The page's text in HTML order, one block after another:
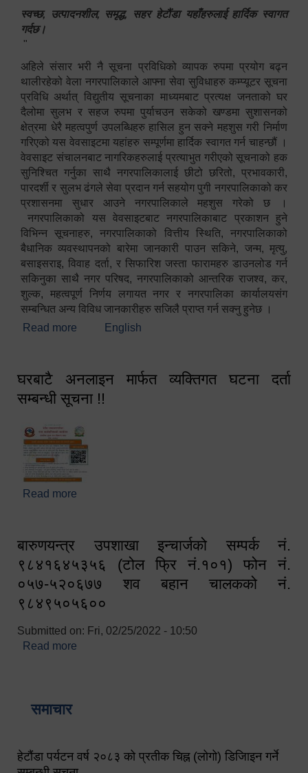
स्वच्छ, उत्पादनशील, समृद्ध, सहर हेटौंडा यहाँहरुलाई हार्दिक स्वागत
गर्दछ।
"
अहिले संसार भरी नै सूचना प्रविधिको व्यापक रुपमा प्रयोग बढ्न
थालीरहेको वेला नगरपालिकाले आफ्ना सेवा सुविधाहरु कम्प्यूटर सूचना
प्रविधि अर्थात् विद्युतीय सूचनाका माध्यमबाट प्रत्यक्ष जनताको घर
दैलोमा सुलभ र सहज रुपमा पुर्याचउन सकेको खण्डमा सुशासनको
क्षेत्रमा धेरै महत्वपुर्ण उपलब्धिहरु हासिल हुन सक्ने महशुस गरी निर्माण
गरिएको यस वेवसाइटमा यहांहरु सम्पूर्णमा हार्दिक स्वागत गर्न चाहन्छौं ।
वेवसाइट संचालनबाट नागरिकहरुलाई प्रत्याभुत गरीएको सूचनाको हक
सुनिश्चित गर्नुका साथै नगरपालिकालाई छीटो छरितो, प्रभावकारी,
पारदर्शी र सुलभ ढंगले सेवा प्रदान गर्न सहयोग पुगी नगरपालिकाको कर
प्रशासनमा सुधार आउने नगरपालिकाले महशुस गरेको छ ।
नगरपालिकाको यस वेवसाइटबाट नगरपालिकाबाट प्रकाशन हुने
विभिन्न सूचनाहरु, नगरपालिकाको वित्तीय स्थिति, नगरपालिकाको
बैधानिक व्यवस्थापनको बारेमा जानकारी पाउन सकिने, जन्म, मृत्यु,
बसाइसराइ, विवाह दर्ता, र सिफारिश जस्ता फारामहरु डाउनलोड गर्न
सकिनुका साथै नगर परिषद, नगरपालिकाको आन्तरिक राजश्व, कर,
शुल्क, महत्वपूर्ण निर्णय लगायत नगर र नगरपालिका कार्यालयसंग
सम्बन्धित अन्य विविध जानकारीहरु सजिलै प्राप्त गर्न सक्नु हुनेछ ।
Read more about स्वागतम!!!
English
घरबाटै अनलाइन मार्फत व्यक्तिगत घटना दर्ता
सम्बन्धी सूचना !!
Read more
बारुणयन्त्र उपशाखा इन्चार्जको सम्पर्क नं.
९८४१६४५३५६ (टोल फ्रि नं.१०१) फोन नं.
०५७-५२०६७७ शव बहान चालकको नं.
९८४९५०५६००
Submitted on: Fri, 02/25/2022 - 10:50
Read more
समाचार
हेटौंडा पर्यटन वर्ष २०८३ को प्रतीक चिह्न (लोगो) डिजिाइन गर्ने